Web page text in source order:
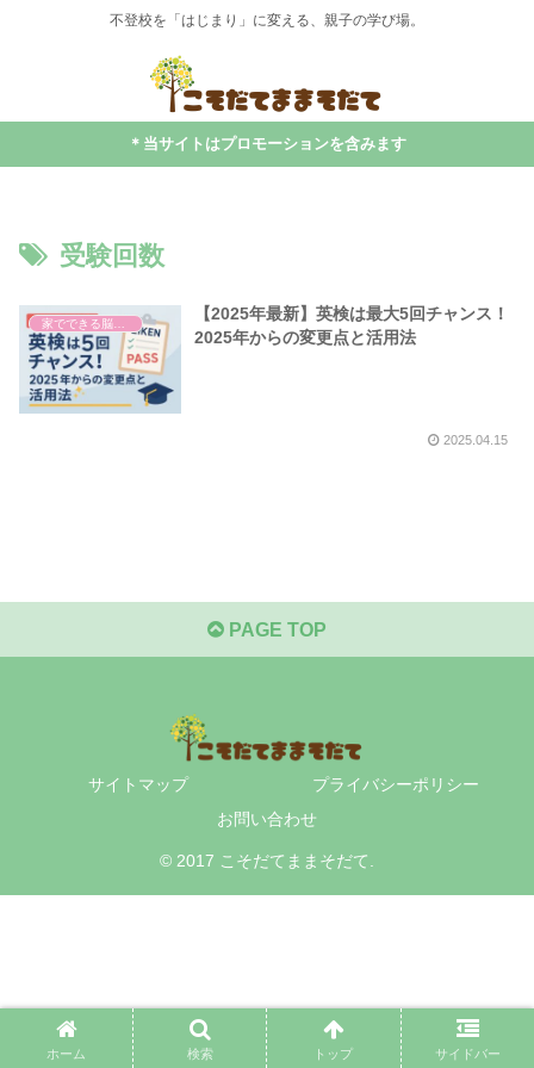
不登校を「はじまり」に変える、親子の学び場。
＊当サイトはプロモーションを含みます
受験回数
【2025年最新】英検は最大5回チャンス！
2025年からの変更点と活用法
2025.04.15
PAGE TOP
サイトマップ
プライバシーポリシー
お問い合わせ
© 2017 こそだてままそだて.
ホーム 検索 トップ サイドバー